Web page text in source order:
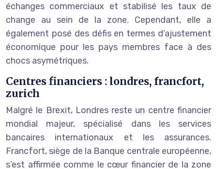
échanges commerciaux et stabilisé les taux de
change au sein de la zone. Cependant, elle a
également posé des défis en termes d’ajustement
économique pour les pays membres face à des
chocs asymétriques.
Centres financiers : londres, francfort,
zurich
Malgré le Brexit, Londres reste un centre financier
mondial majeur, spécialisé dans les services
bancaires internationaux et les assurances.
Francfort, siège de la Banque centrale européenne,
s’est affirmée comme le cœur financier de la zone